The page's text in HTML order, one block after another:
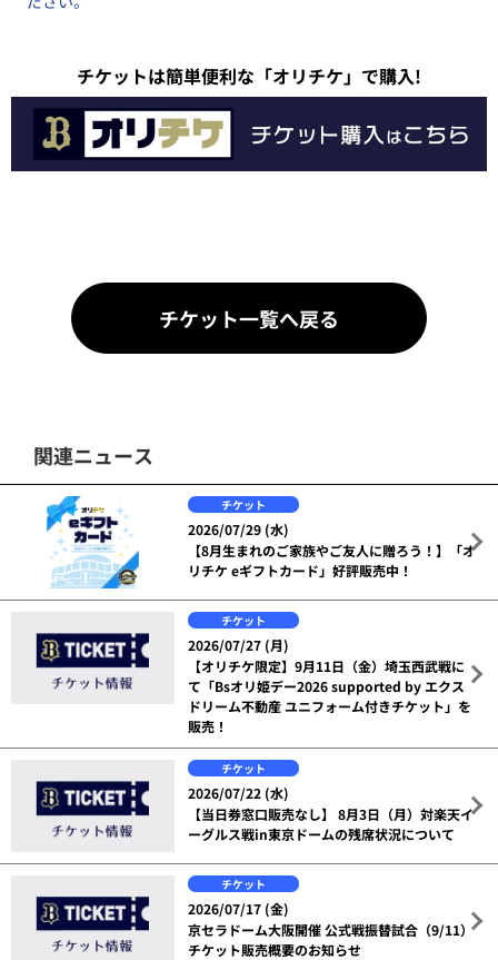
チケットは簡単便利な「オリチケ」で購入!
チケット一覧へ戻る
関連ニュース
チケット
2026/07/29 (水)
【8月生まれのご家族やご友人に贈ろう！】「オ
リチケ eギフトカード」好評販売中！
チケット
2026/07/27 (月)
【オリチケ限定】9月11日（金）埼玉西武戦に
て「Bsオリ姫デー2026 supported by エクス
ドリーム不動産 ユニフォーム付きチケット」を
販売！
チケット
2026/07/22 (水)
【当日券窓口販売なし】 8月3日（月）対楽天イ
ーグルス戦in東京ドームの残席状況について
チケット
2026/07/17 (金)
京セラドーム大阪開催 公式戦振替試合（9/11）
チケット販売概要のお知らせ